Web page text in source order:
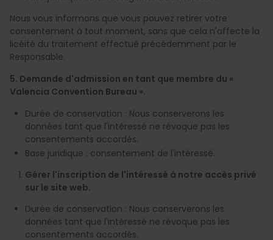
Nous vous informons que vous pouvez retirer votre
consentement à tout moment, sans que cela n'affecte la
licéité du traitement effectué précédemment par le
Responsable.
5. Demande d'admission en tant que membre du «
Valencia Convention Bureau ».
Durée de conservation : Nous conserverons les
données tant que l'intéressé ne révoque pas les
consentements accordés.
Base juridique : consentement de l'intéressé.
Gérer l'inscription de l'intéressé à notre accès privé
sur le site web.
Durée de conservation : Nous conserverons les
données tant que l'intéressé ne révoque pas les
consentements accordés.